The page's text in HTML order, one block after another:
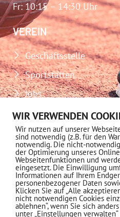
Fr: 10:15 – 14:30 Uhr
VEREIN
Geschäftsstelle
Sportstätten
Jobs
Download-Center
Impressum
Datenschutz
MITGLIEDSCHAFT
Informationen
WIR VERWENDEN
Wir nutzen auf unserer
sind notwendig (z.B. für den
notwendig. Die nicht-
der Optimierung unseres
Webseitenfunktionen und
eingesetzt. Die Einwilligung
Informationen auf Ihrem
personenbezogener Daten
Klicken Sie auf „Alle
nicht notwendigen Cookies
ablehnen“, wenn Sie sich
unter „Einstellungen